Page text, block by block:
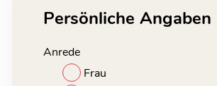
Persönliche Angaben
Anrede
Frau